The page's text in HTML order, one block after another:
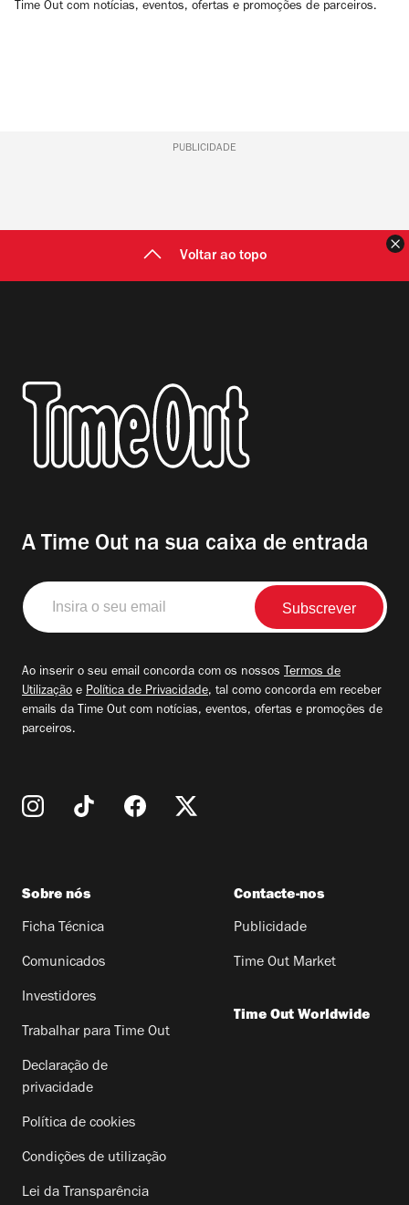
Time Out com notícias, eventos, ofertas e promoções de parceiros.
PUBLICIDADE
Voltar ao topo
A Time Out na sua caixa de entrada
Insira
o
seu
Ao inserir o seu email concorda com os nossos Termos de
Utilização e Política de Privacidade, tal como concorda em receber
emails da Time Out com notícias, eventos, ofertas e promoções de
parceiros.
Sobre nós
Ficha Técnica
Comunicados
Investidores
Trabalhar para Time Out
Declaração de
privacidade
Política de cookies
Condições de utilização
Lei da Transparência
Contacte-nos
Publicidade
Time Out Market
Time Out Worldwide